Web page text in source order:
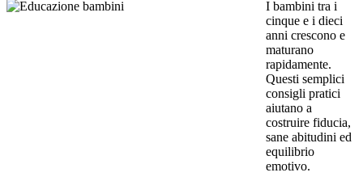
I bambini tra i
cinque e i dieci
anni crescono e
maturano
rapidamente.
Questi semplici
consigli pratici
aiutano a
costruire fiducia,
sane abitudini ed
equilibrio
emotivo.